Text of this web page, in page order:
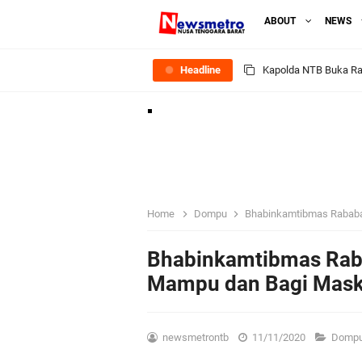
ABOUT NEWS
Headline Tim URC Polres
Kapolsek Lingsar
Home Dompu Bhabinkamtibmas
Bhabinkamtibmas
Mampu dan Bagi
newsmetrontb 11/11/2020